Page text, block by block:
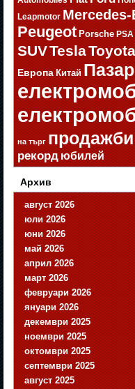
Leapmotor Mercedes-
Peugeot Porsche PSA
SUVTeslaToyota
Европа Китай
на търг продажби
рекорд юбилей
Архив
август 2026
юли 2026
юни 2026
май 2026
април 2026
март 2026
февруари 2026
януари 2026
декември 2025
ноември 2025
октомври 2025
септември 2025
август 2025